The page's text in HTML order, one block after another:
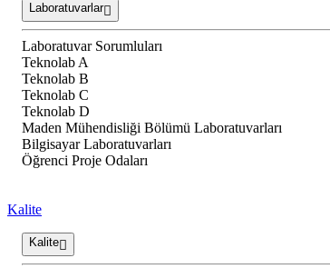
Laboratuvarlar
Laboratuvar Sorumluları
Teknolab A
Teknolab B
Teknolab C
Teknolab D
Maden Mühendisliği Bölümü Laboratuvarları
Bilgisayar Laboratuvarları
Öğrenci Proje Odaları
Kalite
Kalite